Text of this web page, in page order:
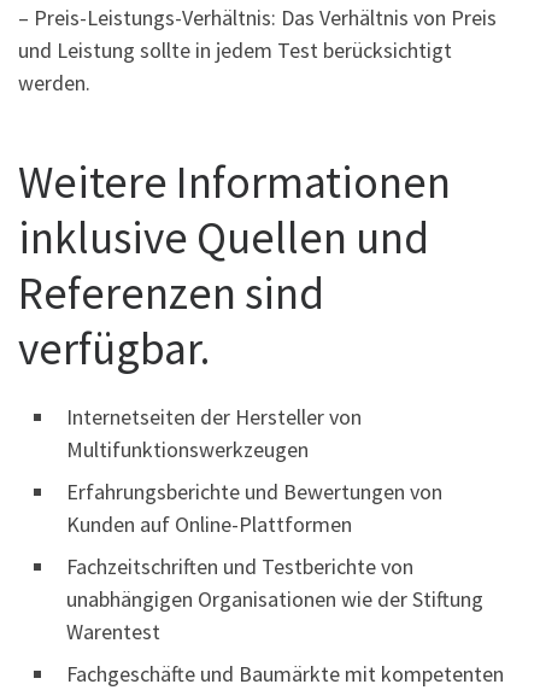
– Preis-Leistungs-Verhältnis: Das Verhältnis von Preis
und Leistung sollte in jedem Test berücksichtigt
werden.
Weitere Informationen
inklusive Quellen und
Referenzen sind
verfügbar.
Internetseiten der Hersteller von
Multifunktionswerkzeugen
Erfahrungsberichte und Bewertungen von
Kunden auf Online-Plattformen
Fachzeitschriften und Testberichte von
unabhängigen Organisationen wie der Stiftung
Warentest
Fachgeschäfte und Baumärkte mit kompetenten